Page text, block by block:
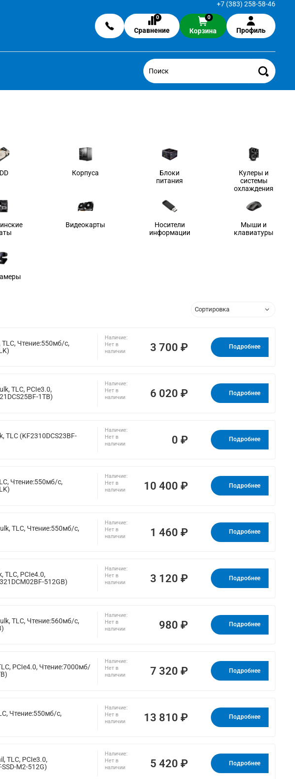
+7 (383) 258-58-46
0
Сравнение
0
Корзина Профиль
Корпуса
Блоки
питания
Кулеры и
системы
охлаждения
Видеокарты
Носители
информации
Мыши и
клавиатуры
TLC, Чтение:550мб/с,
Наличие:
Нет в
наличии
3 700 ₽ Подробнее
TLC, PCIe3.0,
1TB)
Наличие:
Нет в
наличии
6 020 ₽ Подробнее
TLC (KF2310DCS23BF-
Наличие:
Нет в
наличии
0 ₽ Подробнее
Чтение:550мб/с,
Наличие:
Нет в
наличии
10 400 ₽ Подробнее
TLC, Чтение:550мб/с,
Наличие:
Нет в
наличии
1 460 ₽ Подробнее
TLC, PCIe4.0,
512GB)
Наличие:
Нет в
наличии
3 120 ₽ Подробнее
TLC, Чтение:560мб/с,
Наличие:
Нет в
наличии
980 ₽ Подробнее
PCIe4.0, Чтение:7000мб/
Наличие:
Нет в
наличии
7 320 ₽ Подробнее
Чтение:550мб/с,
Наличие:
Нет в
наличии
13 810 ₽ Подробнее
TLC, PCIe3.0,
M2-512G)
Наличие:
Нет в
наличии
5 420 ₽ Подробнее